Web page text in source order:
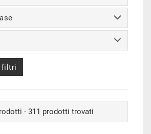
filtri
- 311 prodotti trovati